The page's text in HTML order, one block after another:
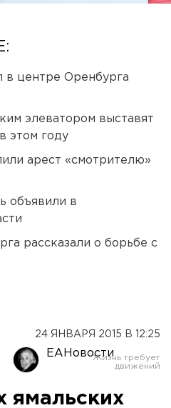
в центре Оренбурга
элеватором выставят
этом году
арест «смотрителю»
объявили в
рассказали о борьбе с
24 ЯНВАРЯ 2015 В 12:25
ЕАНовости
ямальских